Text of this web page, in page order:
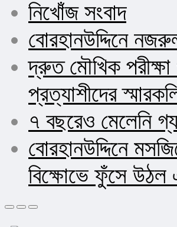
নিখোঁজ সংবাদ
বোরহানউদ্দিনে
দ্রুত মৌখিক
প্রত্যাশীদের
৭ বছরেও মেলেনি
বোরহানউদ্দিনে
বিক্ষোভে ফুঁসে উঠল